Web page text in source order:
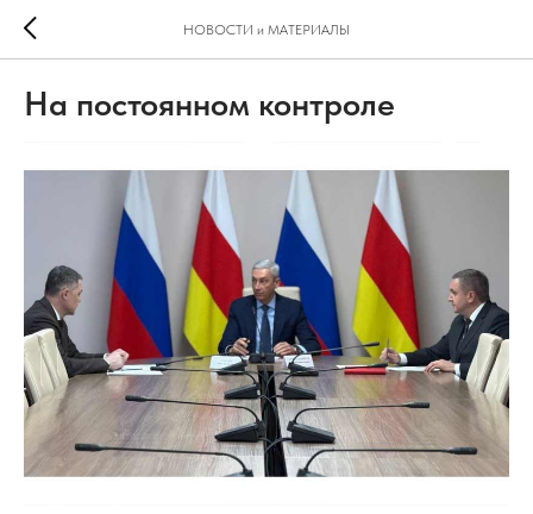
НОВОСТИ и МАТЕРИАЛЫ
На постоянном контроле